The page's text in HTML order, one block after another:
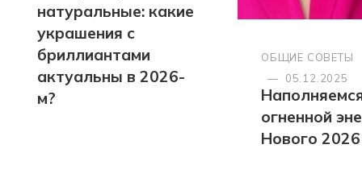
натуральные: какие
украшения с
бриллиантами
актуальны в 2026-
м?
ОБЩИЕ СОВЕТЫ
—
05.12.2025
огненной
Нового